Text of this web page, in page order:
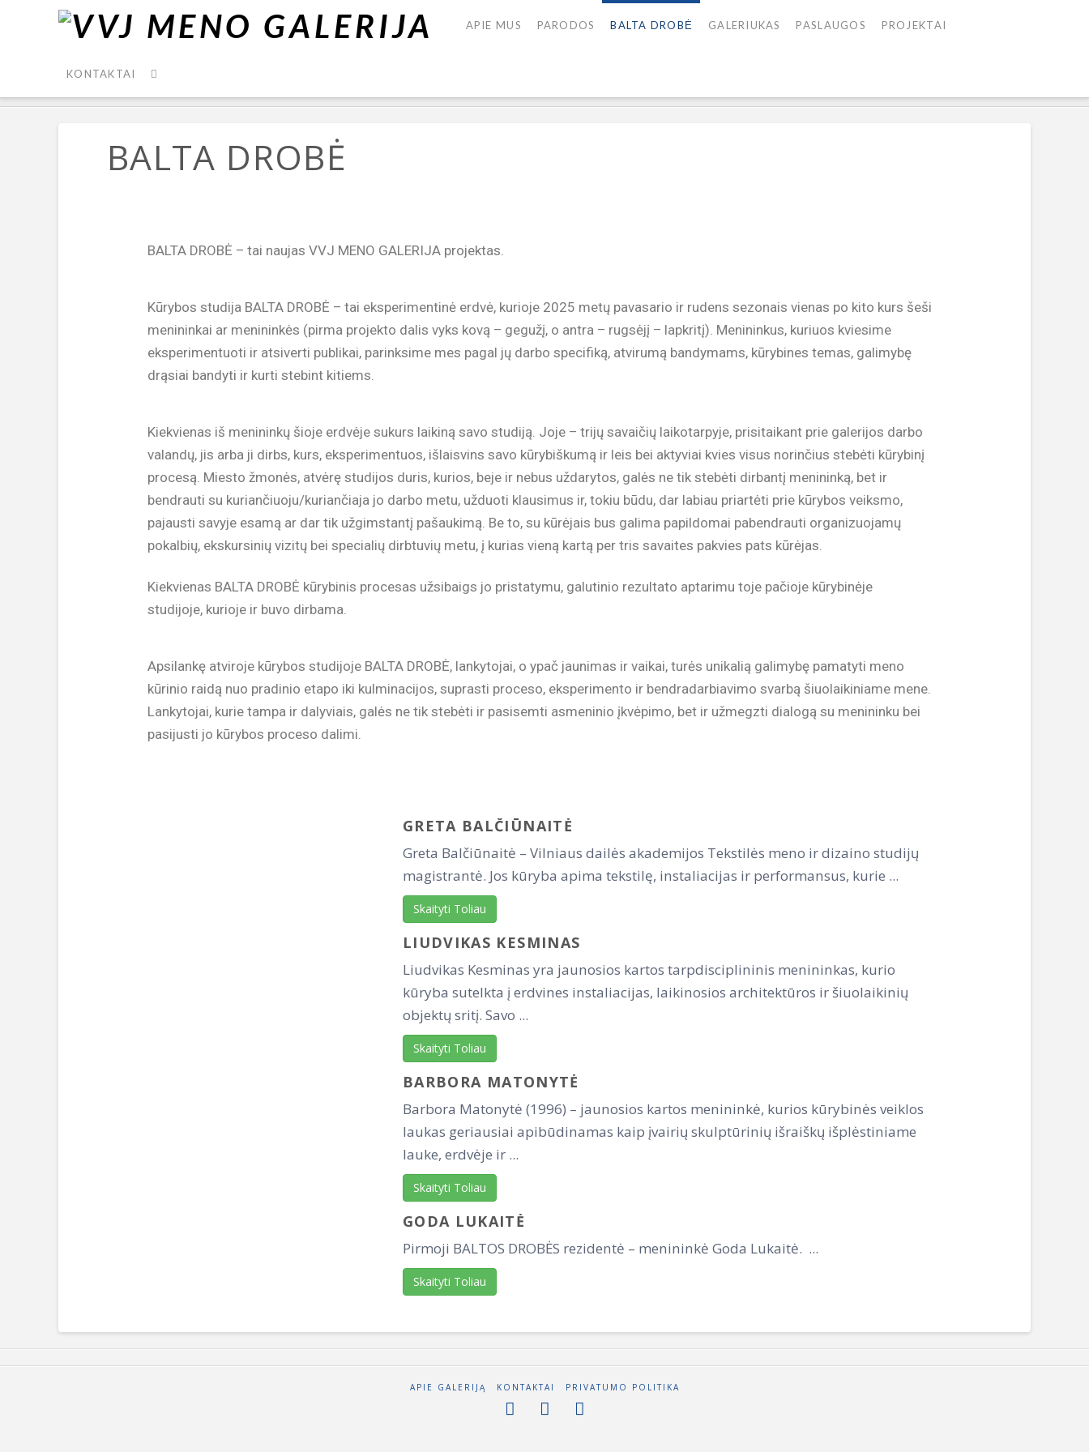
APIE MUS PARODOS BALTA DROBĖ GALERIUKAS PASLAUGOS PROJEKTAI
KONTAKTAI
BALTA DROBĖ
BALTA DROBĖ – tai naujas VVJ MENO GALERIJA projektas.
Kūrybos studija BALTA DROBĖ – tai eksperimentinė erdvė, kurioje 2025 metų pavasario ir rudens sezonais vienas po kito kurs šeši
menininkai ar menininkės (pirma projekto dalis vyks kovą – gegužį, o antra – rugsėjį – lapkritį). Menininkus, kuriuos kviesime
eksperimentuoti ir atsiverti publikai, parinksime mes pagal jų darbo specifiką, atvirumą bandymams, kūrybines temas, galimybę
drąsiai bandyti ir kurti stebint kitiems.
Kiekvienas iš menininkų šioje erdvėje sukurs laikiną savo studiją. Joje – trijų savaičių laikotarpyje, prisitaikant prie galerijos darbo
valandų, jis arba ji dirbs, kurs, eksperimentuos, išlaisvins savo kūrybiškumą ir leis bei aktyviai kvies visus norinčius stebėti kūrybinį
procesą. Miesto žmonės, atvėrę studijos duris, kurios, beje ir nebus uždarytos, galės ne tik stebėti dirbantį menininką, bet ir
bendrauti su kuriančiuoju/kuriančiaja jo darbo metu, užduoti klausimus ir, tokiu būdu, dar labiau priartėti prie kūrybos veiksmo,
pajausti savyje esamą ar dar tik užgimstantį pašaukimą. Be to, su kūrėjais bus galima papildomai pabendrauti organizuojamų
pokalbių, ekskursinių vizitų bei specialių dirbtuvių metu, į kurias vieną kartą per tris savaites pakvies pats kūrėjas.
Kiekvienas BALTA DROBĖ kūrybinis procesas užsibaigs jo pristatymu, galutinio rezultato aptarimu toje pačioje kūrybinėje
studijoje, kurioje ir buvo dirbama.
​Apsilankę atviroje kūrybos studijoje BALTA DROBĖ, lankytojai, o ypač jaunimas ir vaikai, turės unikalią galimybę pamatyti meno
kūrinio raidą nuo pradinio etapo iki kulminacijos, suprasti proceso, eksperimento ir bendradarbiavimo svarbą šiuolaikiniame mene.
Lankytojai, kurie tampa ir dalyviais, galės ne tik stebėti ir pasisemti asmeninio įkvėpimo, bet ir užmegzti dialogą su menininku bei
pasijusti jo kūrybos proceso dalimi.
GRETA BALČIŪNAITĖ
Greta Balčiūnaitė – Vilniaus dailės akademijos Tekstilės meno ir dizaino studijų
magistrantė. Jos kūryba apima tekstilę, instaliacijas ir performansus, kurie ...
Skaityti Toliau
LIUDVIKAS KESMINAS
Liudvikas Kesminas yra jaunosios kartos tarpdisciplininis menininkas, kurio
kūryba sutelkta į erdvines instaliacijas, laikinosios architektūros ir šiuolaikinių
objektų sritį. Savo ...
Skaityti Toliau
BARBORA MATONYTĖ
Barbora Matonytė (1996) – jaunosios kartos menininkė, kurios kūrybinės veiklos
laukas geriausiai apibūdinamas kaip įvairių skulptūrinių išraiškų išplėstiniame
lauke, erdvėje ir ...
Skaityti Toliau
GODA LUKAITĖ
Pirmoji BALTOS DROBĖS rezidentė – menininkė Goda Lukaitė. ...
Skaityti Toliau
APIE GALERIJĄ KONTAKTAI PRIVATUMO POLITIKA